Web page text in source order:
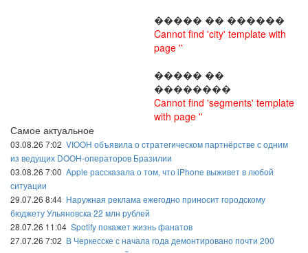
����� �� ������
Cannot find 'city' template with
page ''
����� ��
��������
Cannot find 'segments' template
with page ''
Самое актуальное
03.08.26 7:02 VIOOH объявила о стратегическом партнёрстве с одним
из ведущих DOOH-операторов Бразилии
03.08.26 7:00 Apple рассказала о том, что iPhone выживет в любой
ситуации
29.07.26 8:44 Наружная реклама ежегодно приносит городскому
бюджету Ульяновска 22 млн рублей
28.07.26 11:04 Spotify покажет жизнь фанатов
27.07.26 7:02 В Черкесске с начала года демонтировано почти 200